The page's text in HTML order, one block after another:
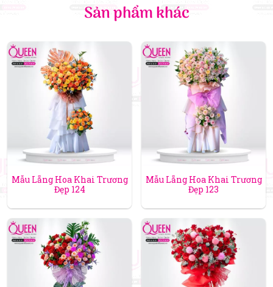
Sản phẩm khác
Mẫu Lẵng Hoa Khai Trương
Đẹp 124
Mẫu Lẵng Hoa Khai Trương
Đẹp 123